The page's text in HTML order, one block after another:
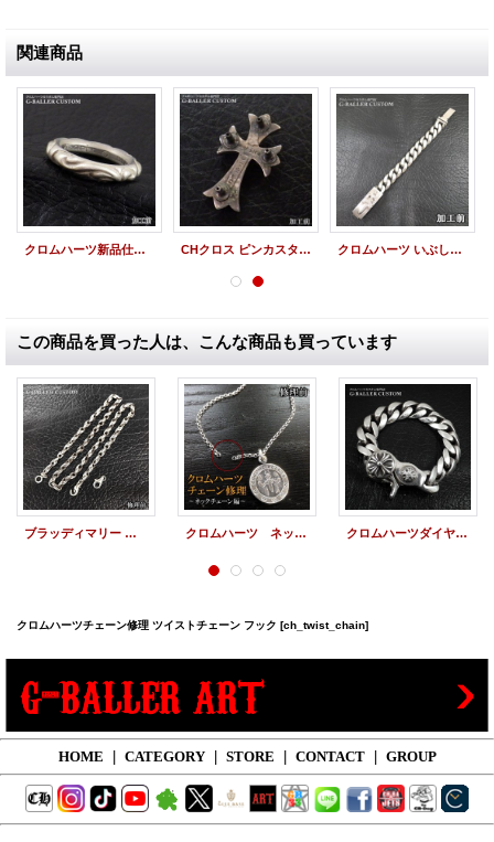
関連商品
クロムハーツ新品仕上げ 燻し加工 スクロールバンドリング CHクロス ピンカスタム ペンダント 仕上げ加工 クロムハーツ いぶし加工 新品仕上 IDブレスレット
この商品を買った人は、こんな商品も買っています
ブラッディマリー クロー リンク チェーン修理 クロムハーツ ネックレス チェーン 修理 ロウ付け 加工 チェーン切れを修理致します クロムハーツダイヤカスタム ブレスレット クラシックチェーン
クロムハーツチェーン修理 ツイストチェーン フック [ch_twist_chain]
HOME | CATEGORY | STORE | CONTACT | GROUP